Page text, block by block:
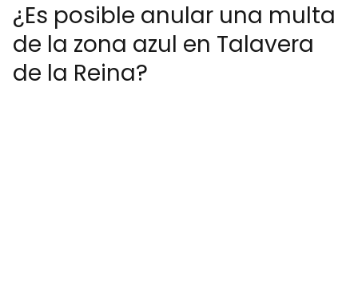
¿Es posible anular una multa
de la zona azul en Talavera
de la Reina?